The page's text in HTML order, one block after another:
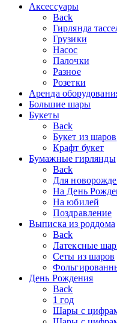
Аксессуары
Back
Гирлянда
Грузики
Насос
Палочки
Разное
Розетки
Аренда
Большие шары
Букеты
Back
Букет из шаров
Крафт букет
Бумажные гирлянды
Back
Для
На День
На юбилей
Поздравление
Выписка из роддома
Back
Латексные
Сеты из шаров
День Рождения
Back
1 год
Шары с